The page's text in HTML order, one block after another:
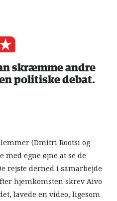
skræmme andre
politiske debat.
(Dmitri Rootsi og
med egne øjne at se de
rejste derned i samarbejde
hjemkomsten skrev Aivo
lavede en video, ligesom